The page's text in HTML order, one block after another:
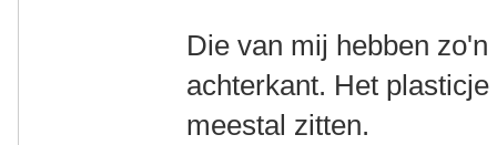
Die van mij hebben
achterkant. Het
meestal zitten.